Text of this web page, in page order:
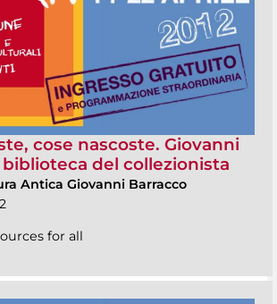
cose nascoste. Giovanni
biblioteca del collezionista
Antica Giovanni Barracco
for all